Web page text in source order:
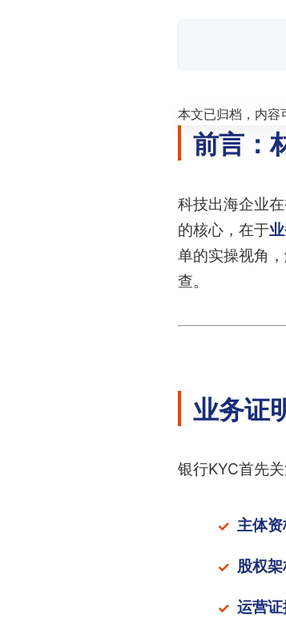
本文已归档，内容
前言：
科技出海企业
的核心，在于
单的实操视角
查。
业务证
银行KYC首先
主体资
股权架
运营证